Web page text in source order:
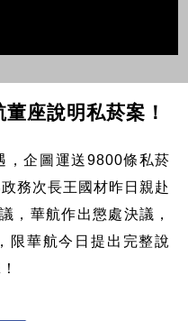
座說明私菸案！
，企圖運送9800條私菸
務次長王國材昨日親赴
，華航作出懲處決議，
限華航今日提出完整說